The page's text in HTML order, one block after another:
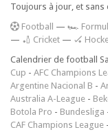
Toujours à jour, et sans
Football — 🏎️
— 🏏 Cricket — 🏑
Calendrier de football
Cup - AFC Champions
Argentine Nacional B -
Australia A-League -
Botola Pro - Bundesliga
CAF Champions League -